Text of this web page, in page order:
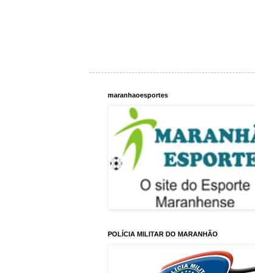
maranhaoesportes
POLÍCIA MILITAR DO MARANHÃO